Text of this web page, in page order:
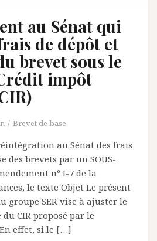
au Sénat qui
de dépôt et
brevet sous le
impôt
Brevet de base
au Sénat des frais
des brevets par un SOUS-
n° I-7 de la
le texte Objet Le présent
groupe SER vise à ajuster le
CIR proposé par le
effet, si le […]